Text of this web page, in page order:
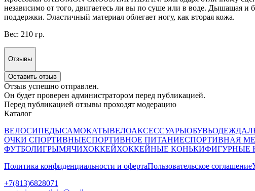
независимо от того, двигаетесь ли вы по суше или в воде. Дышащая и
поддержки. Эластичный материал облегает ногу, как вторая кожа.
Вес: 210 гр.
Отзывы
Оставить отзыв
Отзыв успешно отправлен.
Он будет проверен администратором перед публикацией.
Перед публикацией отзывы проходят модерацию
Каталог
ВЕЛОСИПЕДЫСАМОКАТЫВЕЛОАКСЕССУАРЫОБУВЬОДЕЖДА
ОЧКИ СПОРТИВНЫЕСПОРТИВНОЕ ПИТАНИЕСПОРТИВНАЯ
ФУТБОЛИГРЫМЯЧИХОККЕЙХОККЕЙНЫЕ КОНЬКИФИГУРНЫЕ
Политика конфиденциальности и офертаПользовательское соглашение
+7(813)6828071